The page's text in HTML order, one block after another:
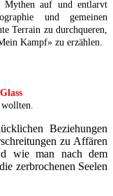
Mythen auf und entlarvt
und gemeinen
Terrain zu durchqueren,
Kampf» zu erzählen.
wollten.
Beziehungen
zu Affären
wie man nach dem
zerbrochenen Seelen